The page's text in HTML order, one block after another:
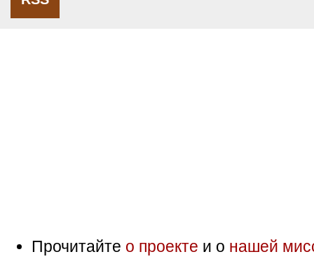
Прочитайте о проекте и о нашей